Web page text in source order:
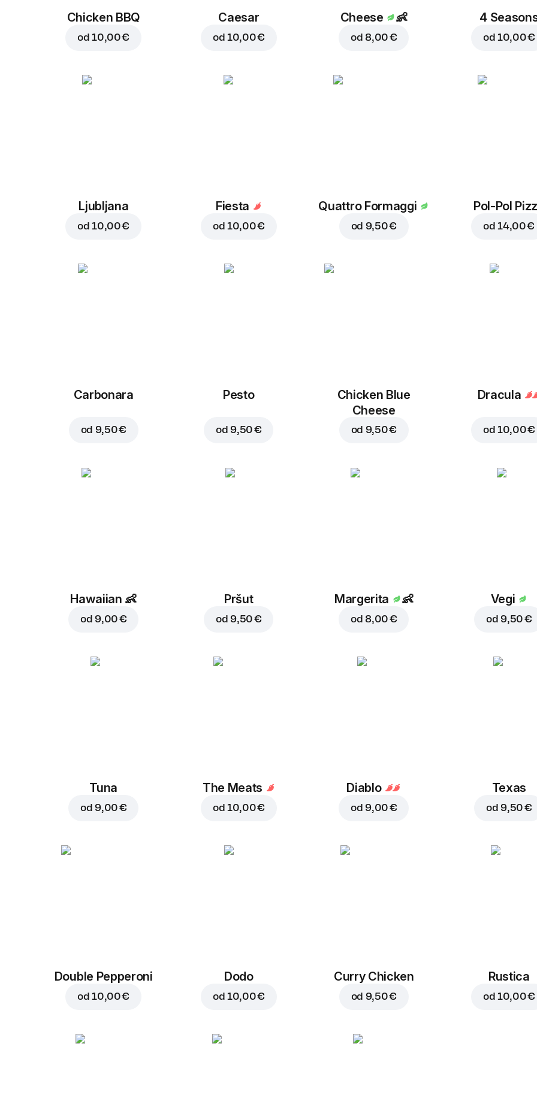
Chicken BBQ
od 10,00 €
Caesar
od 10,00 €
Cheese 👶
od 8,00 €
4
od 10,00 €
Ljubljana
od 10,00 €
Fiesta
od 10,00 €
Quattro Formaggi
od 9,50 €
Pol-Pol
od 14,00 €
Carbonara
od 9,50 €
Pesto
od 9,50 €
Chicken Blue
Cheese
od 9,50 €
Dracula
od 10,00 €
Hawaiian 👶
od 9,00 €
Pršut
od 9,50 €
Margerita 👶
od 8,00 €
Vegi
od 9,50 €
Tuna
od 9,00 €
The Meats
od 10,00 €
Diablo
od 9,00 €
Texas
od 9,50 €
Double Pepperoni
od10,00 €
Dodo
od 10,00 €
Curry Chicken
od 9,50 €
Rustica
od 10,00 €